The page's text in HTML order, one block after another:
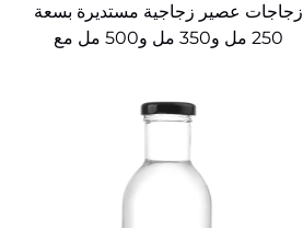
زجاجات عصير زجاجية مستديرة بسعة
250 مل و350 مل و500 مل مع